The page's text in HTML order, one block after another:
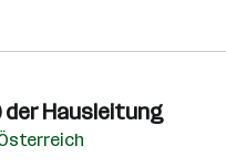
Hausleitung